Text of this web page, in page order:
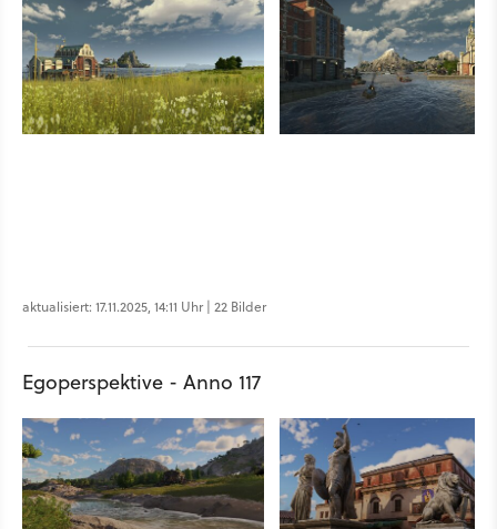
aktualisiert: 17.11.2025, 14:11 Uhr | 22 Bilder
Egoperspektive - Anno 117